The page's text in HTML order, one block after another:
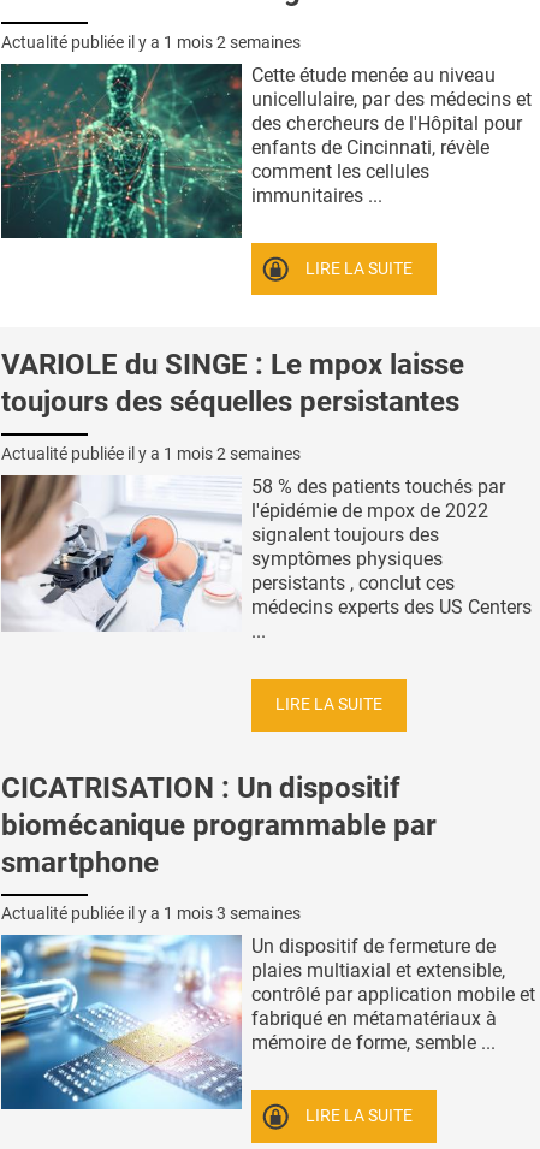
Actualité publiée il y a 1 mois 2 semaines
Cette étude menée au niveau
unicellulaire, par des médecins et
des chercheurs de l'Hôpital pour
enfants de Cincinnati, révèle
comment les cellules
immunitaires ...
LIRE LA SUITE
VARIOLE du SINGE : Le mpox laisse
toujours des séquelles persistantes
Actualité publiée il y a 1 mois 2 semaines
58 % des patients touchés par
l'épidémie de mpox de 2022
signalent toujours des
symptômes physiques
persistants , conclut ces
médecins experts des US Centers
...
LIRE LA SUITE
CICATRISATION : Un dispositif
biomécanique programmable par
smartphone
Actualité publiée il y a 1 mois 3 semaines
Un dispositif de fermeture de
plaies multiaxial et extensible,
contrôlé par application mobile et
fabriqué en métamatériaux à
mémoire de forme, semble ...
LIRE LA SUITE